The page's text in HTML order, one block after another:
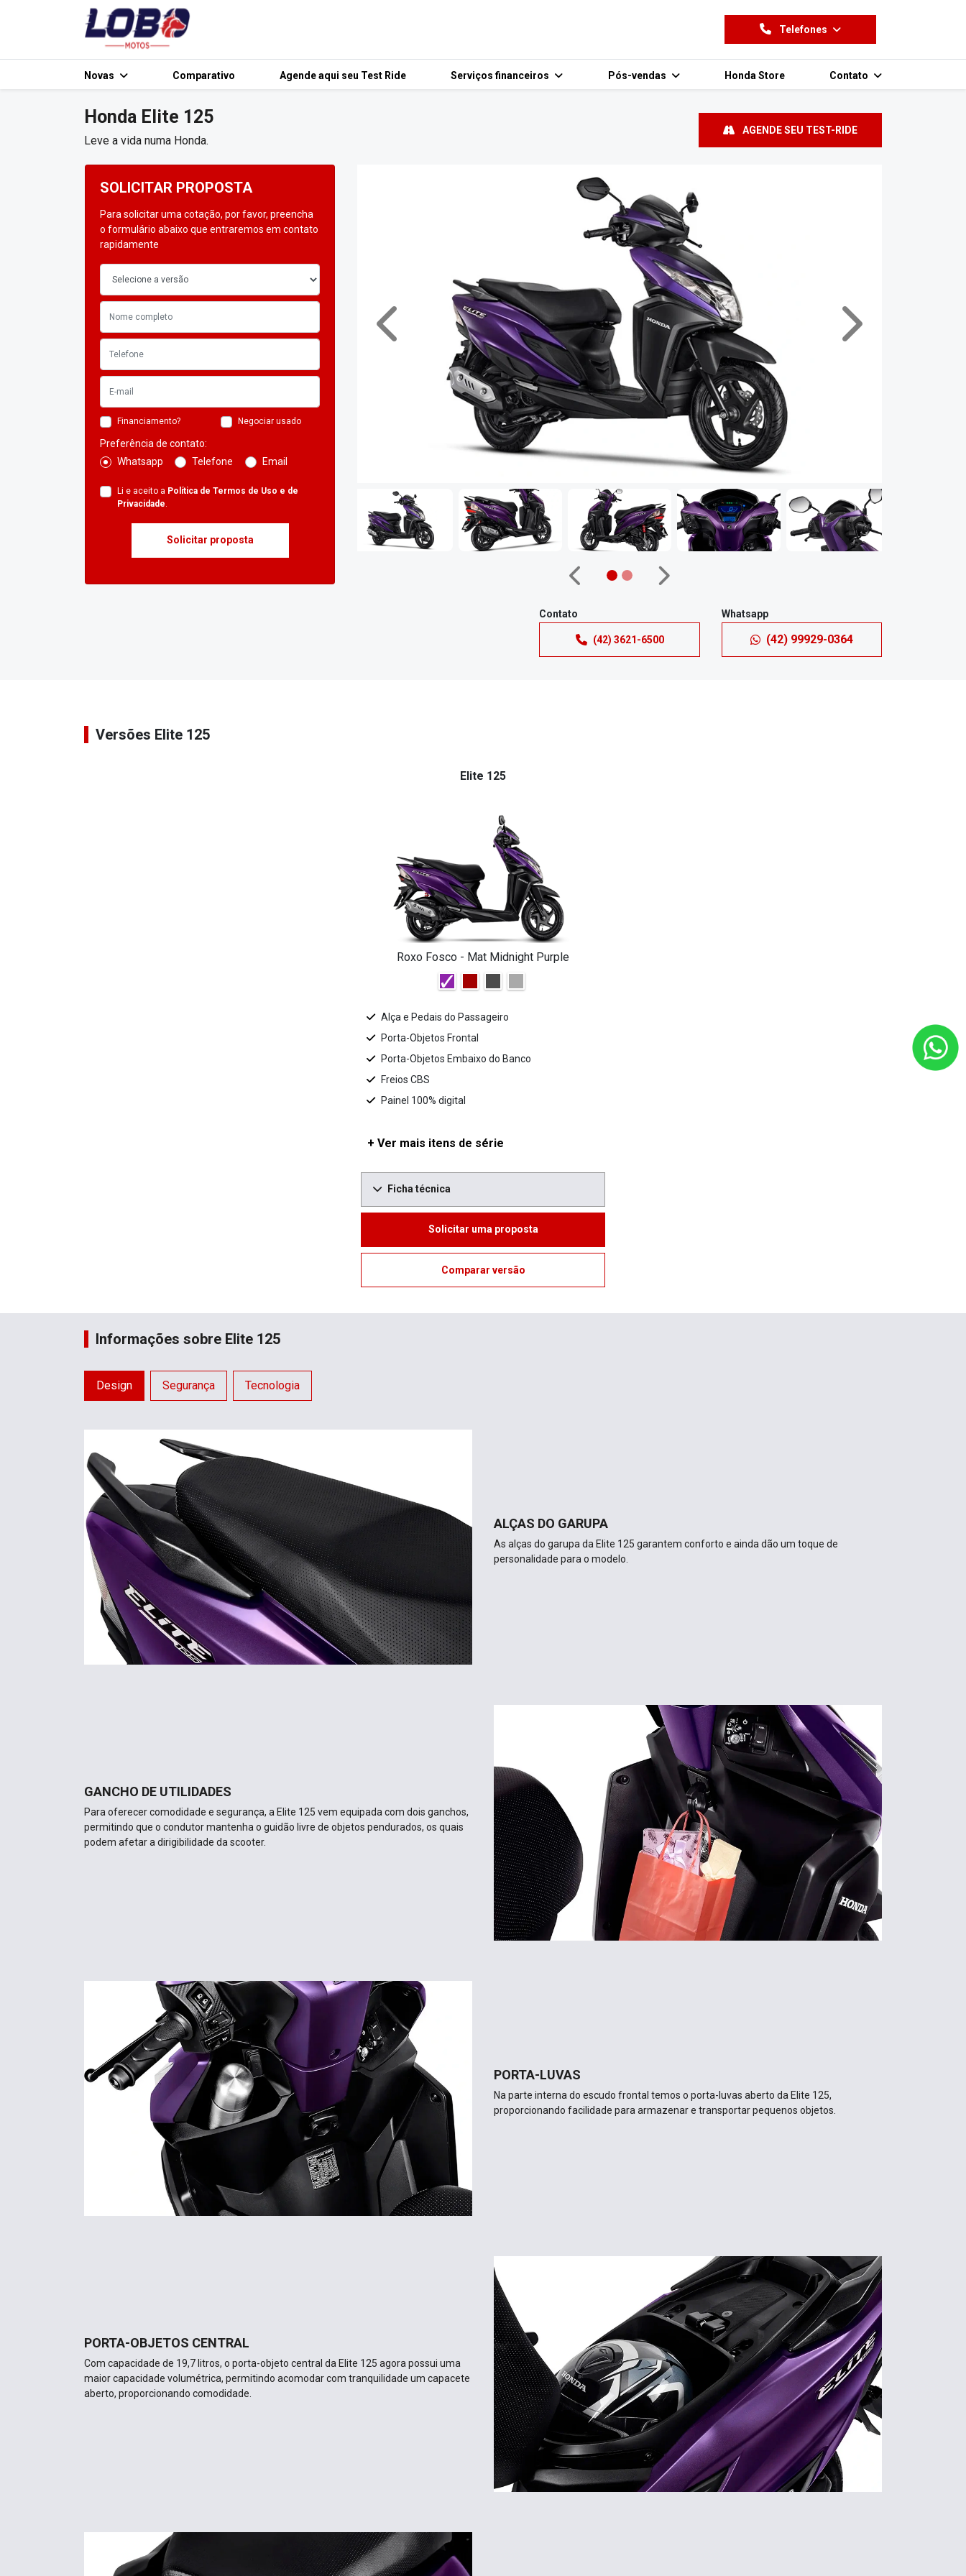
Telefones
Novas Comparativo Agende aqui seu Test Ride Serviços financeiros Pós-vendas Honda Store Contato
Honda Elite 125
Leve a vida numa Honda.
AGENDE SEU TEST-RIDE
SOLICITAR PROPOSTA
Para solicitar uma cotação, por favor, preencha
o formulário abaixo que entraremos em contato
rapidamente
Financiamento? Negociar usado
Preferência de contato:
Whatsapp
Telefone Email
Li e aceito a Política de Termos de Uso e de
Privacidade.
Solicitar proposta
Anterior Próximo
Anterior Próximo
Contato
(42) 3621-6500
Whatsapp
(42) 99929-0364
Versões Elite 125
Elite 125
Roxo Fosco - Mat Midnight Purple
Alça e Pedais do Passageiro
Porta-Objetos Frontal
Porta-Objetos Embaixo do Banco
Freios CBS
Painel 100% digital
+ Ver mais itens de série
Ficha técnica
Solicitar uma proposta
Comparar versão
Informações sobre Elite 125
Design Segurança Tecnologia
ALÇAS DO GARUPA
As alças do garupa da Elite 125 garantem conforto e ainda dão um toque de
personalidade para o modelo.
GANCHO DE UTILIDADES
Para oferecer comodidade e segurança, a Elite 125 vem equipada com dois ganchos,
permitindo que o condutor mantenha o guidão livre de objetos pendurados, os quais
podem afetar a dirigibilidade da scooter.
PORTA-LUVAS
Na parte interna do escudo frontal temos o porta-luvas aberto da Elite 125,
proporcionando facilidade para armazenar e transportar pequenos objetos.
PORTA-OBJETOS CENTRAL
Com capacidade de 19,7 litros, o porta-objeto central da Elite 125 agora possui uma
maior capacidade volumétrica, permitindo acomodar com tranquilidade um capacete
aberto, proporcionando comodidade.